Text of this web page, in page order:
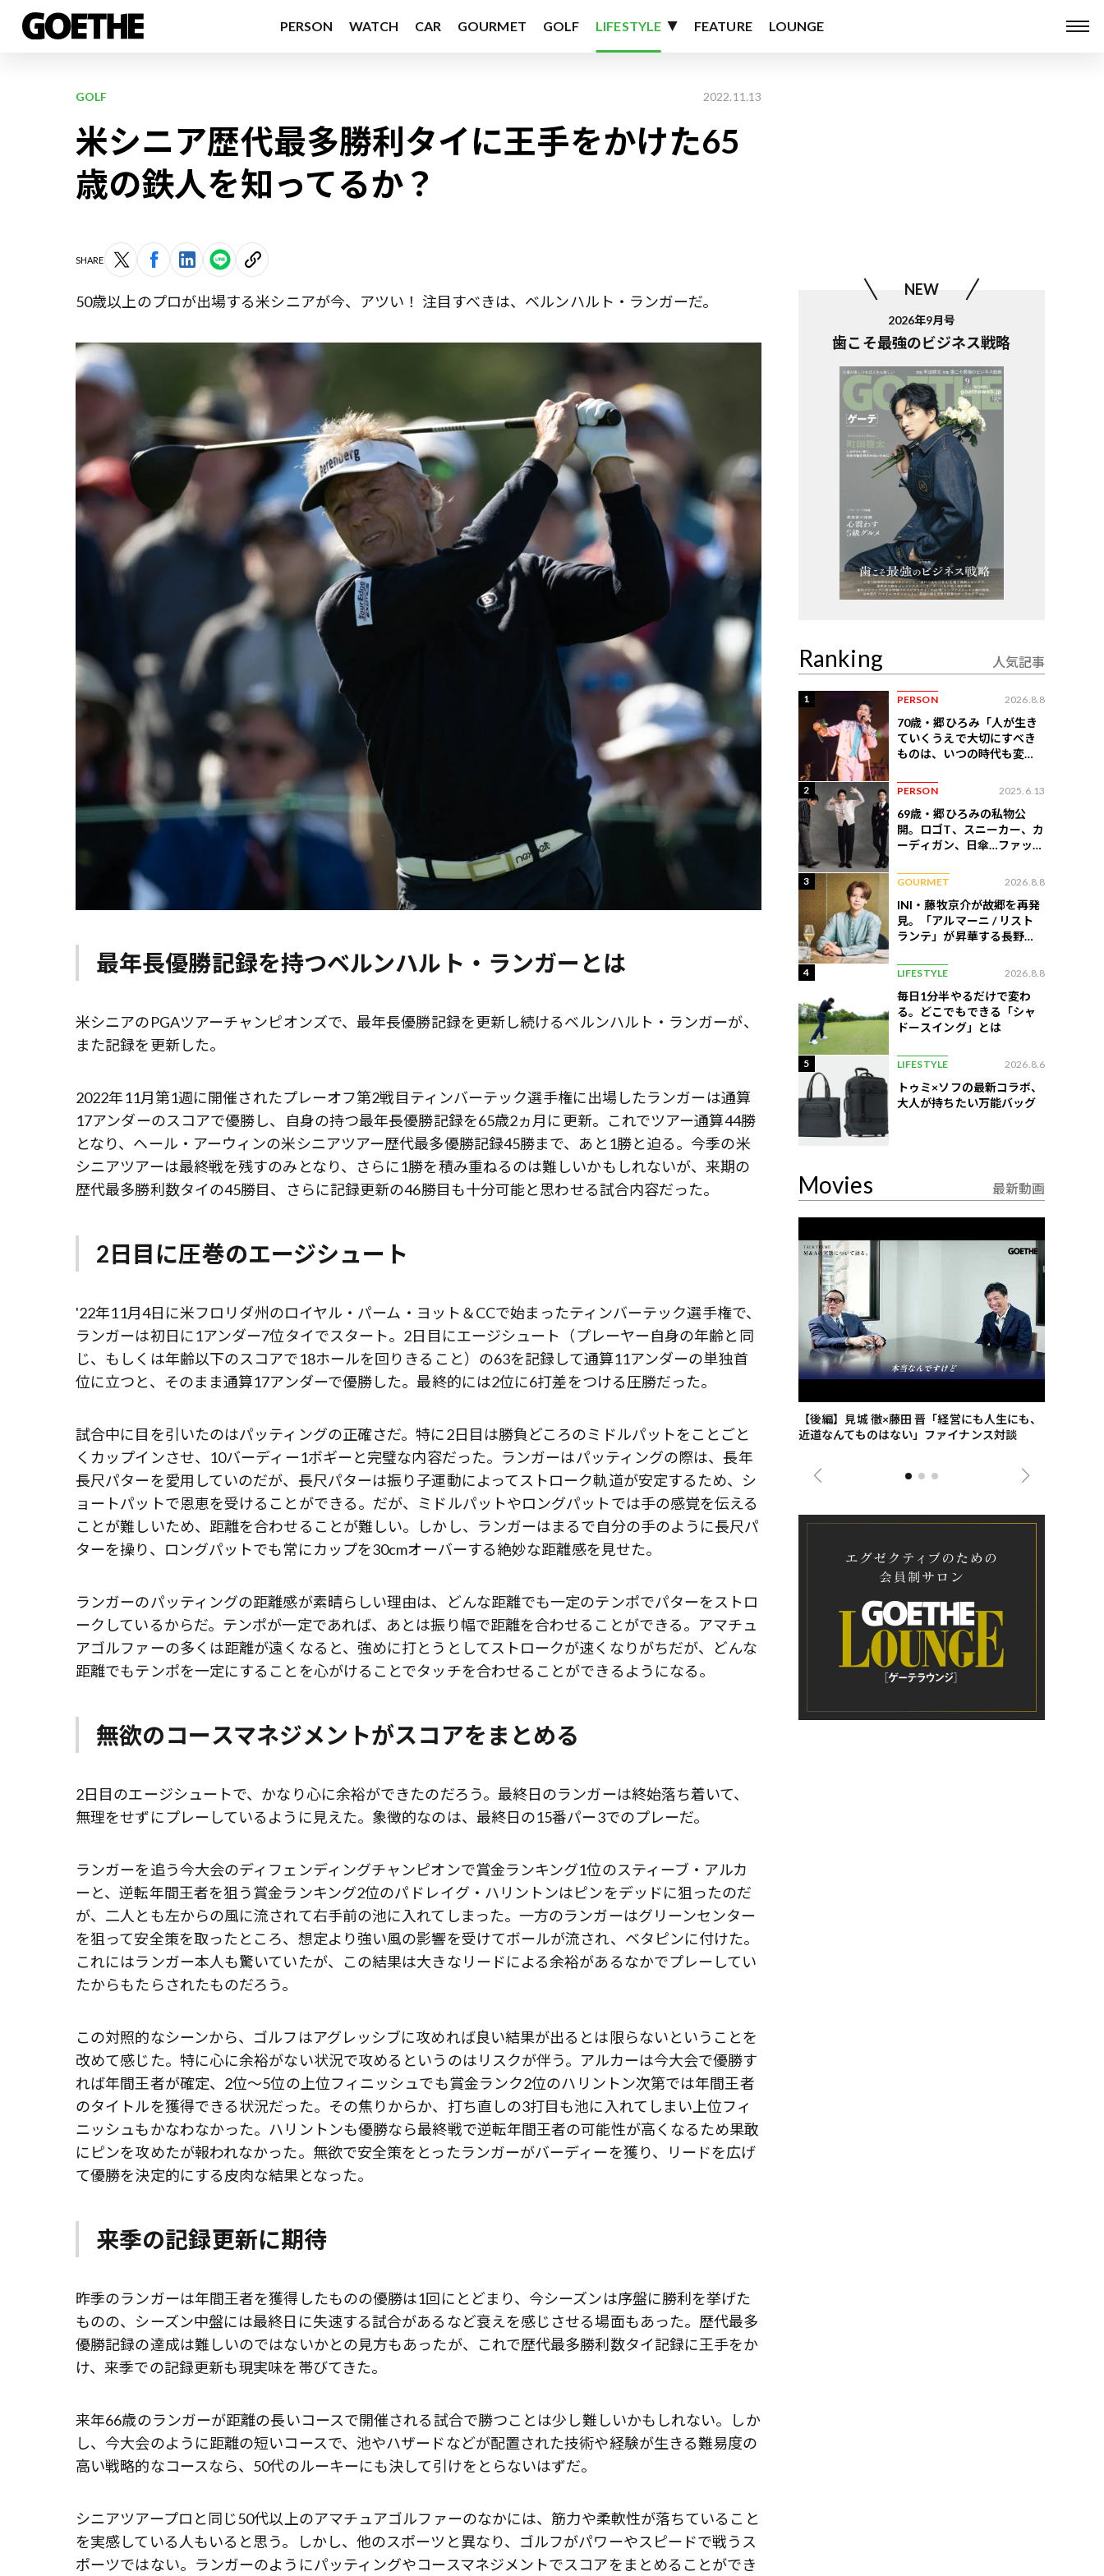
PERSON WATCH CAR GOURMET GOLF LIFESTYLE FEATURE LOUNGE
GOLF 2022.11.13
米シニア歴代最多勝利タイに王手をかけた65
歳の鉄人を知ってるか？
SHARE
50歳以上のプロが出場する米シニアが今、アツい！ 注目すべきは、ベルンハルト・ランガーだ。
最年長優勝記録を持つベルンハルト・ランガーとは
米シニアのPGAツアーチャンピオンズで、最年長優勝記録を更新し続けるベルンハルト・ランガーが、
また記録を更新した。
2022年11月第1週に開催されたプレーオフ第2戦目ティンバーテック選手権に出場したランガーは通算
17アンダーのスコアで優勝し、自身の持つ最年長優勝記録を65歳2ヵ月に更新。これでツアー通算44勝
となり、ヘール・アーウィンの米シニアツアー歴代最多優勝記録45勝まで、あと1勝と迫る。今季の米
シニアツアーは最終戦を残すのみとなり、さらに1勝を積み重ねるのは難しいかもしれないが、来期の
歴代最多勝利数タイの45勝目、さらに記録更新の46勝目も十分可能と思わせる試合内容だった。
2日目に圧巻のエージシュート
'22年11月4日に米フロリダ州のロイヤル・パーム・ヨット＆CCで始まったティンバーテック選手権で、
ランガーは初日に1アンダー7位タイでスタート。2日目にエージシュート（プレーヤー自身の年齢と同
じ、もしくは年齢以下のスコアで18ホールを回りきること）の63を記録して通算11アンダーの単独首
位に立つと、そのまま通算17アンダーで優勝した。最終的には2位に6打差をつける圧勝だった。
試合中に目を引いたのはパッティングの正確さだ。特に2日目は勝負どころのミドルパットをことごと
くカップインさせ、10バーディー1ボギーと完璧な内容だった。ランガーはパッティングの際は、長年
長尺パターを愛用していのだが、長尺パターは振り子運動によってストローク軌道が安定するため、シ
ョートパットで恩恵を受けることができる。だが、ミドルパットやロングパットでは手の感覚を伝える
ことが難しいため、距離を合わせることが難しい。しかし、ランガーはまるで自分の手のように長尺パ
ターを操り、ロングパットでも常にカップを30cmオーバーする絶妙な距離感を見せた。
ランガーのパッティングの距離感が素晴らしい理由は、どんな距離でも一定のテンポでパターをストロ
ークしているからだ。テンポが一定であれば、あとは振り幅で距離を合わせることができる。アマチュ
アゴルファーの多くは距離が遠くなると、強めに打とうとしてストロークが速くなりがちだが、どんな
距離でもテンポを一定にすることを心がけることでタッチを合わせることができるようになる。
無欲のコースマネジメントがスコアをまとめる
2日目のエージシュートで、かなり心に余裕ができたのだろう。最終日のランガーは終始落ち着いて、
無理をせずにプレーしているように見えた。象徴的なのは、最終日の15番パー3でのプレーだ。
ランガーを追う今大会のディフェンディングチャンピオンで賞金ランキング1位のスティーブ・アルカ
ーと、逆転年間王者を狙う賞金ランキング2位のパドレイグ・ハリントンはピンをデッドに狙ったのだ
が、二人とも左からの風に流されて右手前の池に入れてしまった。一方のランガーはグリーンセンター
を狙って安全策を取ったところ、想定より強い風の影響を受けてボールが流され、ベタピンに付けた。
これにはランガー本人も驚いていたが、この結果は大きなリードによる余裕があるなかでプレーしてい
たからもたらされたものだろう。
この対照的なシーンから、ゴルフはアグレッシブに攻めれば良い結果が出るとは限らないということを
改めて感じた。特に心に余裕がない状況で攻めるというのはリスクが伴う。アルカーは今大会で優勝す
れば年間王者が確定、2位～5位の上位フィニッシュでも賞金ランク2位のハリントン次第では年間王者
のタイトルを獲得できる状況だった。その焦りからか、打ち直しの3打目も池に入れてしまい上位フィ
ニッシュもかなわなかった。ハリントンも優勝なら最終戦で逆転年間王者の可能性が高くなるため果敢
にピンを攻めたが報われなかった。無欲で安全策をとったランガーがバーディーを獲り、リードを広げ
て優勝を決定的にする皮肉な結果となった。
来季の記録更新に期待
昨季のランガーは年間王者を獲得したものの優勝は1回にとどまり、今シーズンは序盤に勝利を挙げた
ものの、シーズン中盤には最終日に失速する試合があるなど衰えを感じさせる場面もあった。歴代最多
優勝記録の達成は難しいのではないかとの見方もあったが、これで歴代最多勝利数タイ記録に王手をか
け、来季での記録更新も現実味を帯びてきた。
来年66歳のランガーが距離の長いコースで開催される試合で勝つことは少し難しいかもしれない。しか
し、今大会のように距離の短いコースで、池やハザードなどが配置された技術や経験が生きる難易度の
高い戦略的なコースなら、50代のルーキーにも決して引けをとらないはずだ。
シニアツアープロと同じ50代以上のアマチュアゴルファーのなかには、筋力や柔軟性が落ちていること
を実感している人もいると思う。しかし、他のスポーツと異なり、ゴルフがパワーやスピードで戦うス
ポーツではない。ランガーのようにパッティングやコースマネジメントでスコアをまとめることができ
NEW
2026年9月号
歯こそ最強のビジネス戦略
Ranking 人気記事
1 PERSON 2026.8.8
70歳・郷ひろみ「人が生き
ていくうえで大切にすべき
ものは、いつの時代も変わ
2 PERSON 2025.6.13
69歳・郷ひろみの私物公
開。ロゴT、スニーカー、カ
ーディガン、日傘…ファッシ
3 GOURMET 2026.8.8
INI・藤牧京介が故郷を再発
見。「アルマーニ / リスト
ランテ」が昇華する長野の
4 LIFESTYLE 2026.8.8
毎日1分半やるだけで変わ
る。どこでもできる「シャ
ドースイング」とは
5 LIFESTYLE 2026.8.6
トゥミ×ソフの最新コラボ、
大人が持ちたい万能バッグ
Movies 最新動画
前列ホテル「UMITO 熱海 別邸」
【後編】見城 徹×藤田 晋「経営にも人生にも、
近道なんてものはない」ファイナンス対談